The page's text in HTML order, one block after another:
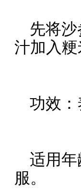
先将
汁加入
功效
适用
服。